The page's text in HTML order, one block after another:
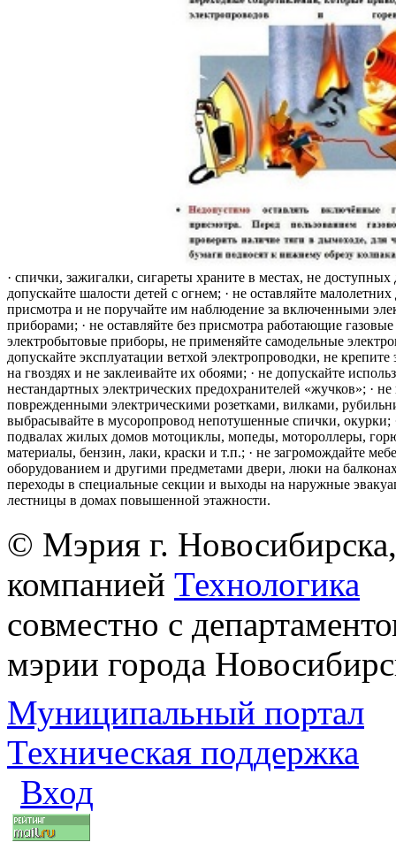
· спички, зажигалки, сигареты храните в местах, не доступных
допускайте шалости детей с огнем; · не оставляйте малолетних
присмотра и не поручайте им наблюдение за включенными
приборами; · не оставляйте без присмотра работающие
электробытовые приборы, не применяйте самодельные
допускайте эксплуатации ветхой электропроводки, не крепите
на гвоздях и не заклеивайте их обоями; · не допускайте
нестандартных электрических предохранителей «жучков»; · не
поврежденными электрическими розетками, вилками,
выбрасывайте в мусоропровод непотушенные спички, окурки;
подвалах жилых домов мотоциклы, мопеды, мотороллеры,
материалы, бензин, лаки, краски и т.п.; · не загромождайте
оборудованием и другими предметами двери, люки на
переходы в специальные секции и выходы на наружные
лестницы в домах повышенной этажности.
© Мэрия г.
компанией Технологика
совместно с
мэрии города
Муниципальный портал
Техническая поддержка
Вход